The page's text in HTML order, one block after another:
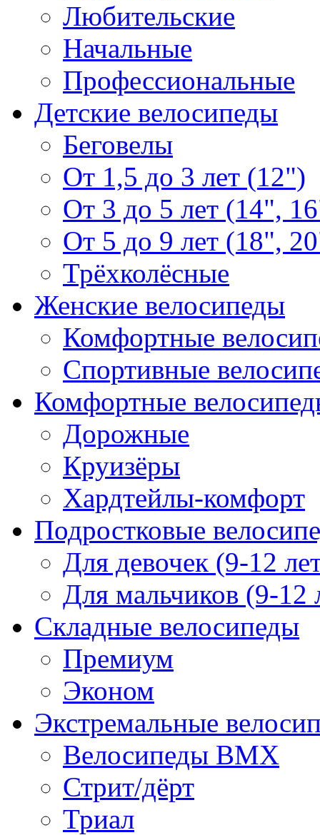
Любительские
Начальные
Профессиональные
Детские велосипеды
Беговелы
От 1,5 до 3 лет (12")
От 3 до 5 лет (14",
От 5 до 9 лет (18",
Трёхколёсные
Женские велосипеды
Комфортные
Спортивные
Комфортные
Дорожные
Круизёры
Хардтейлы-комфорт
Подростковые
Для девочек (9-12
Для мальчиков (9-12
Складные велосипеды
Премиум
Эконом
Экстремальные
Велосипеды BMX
Стрит/дёрт
Триал